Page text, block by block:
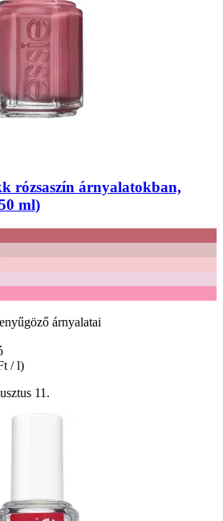
rózsaszín árnyalatokban,
ml)
árnyalatai
/ l)
11.